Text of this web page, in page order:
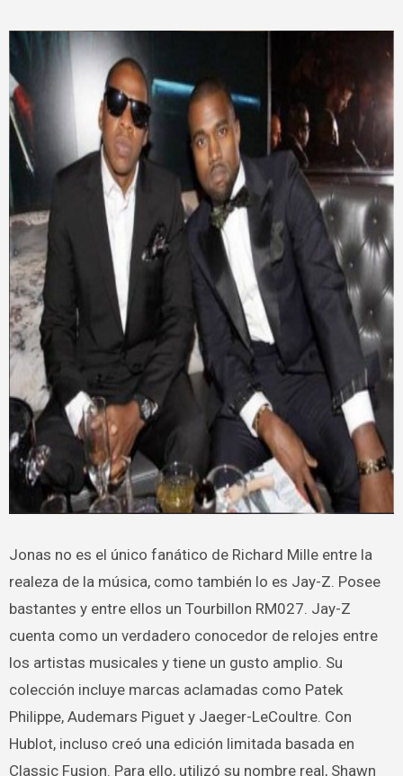
Jonas no es el único fanático de Richard Mille entre la
realeza de la música, como también lo es Jay-Z. Posee
bastantes y entre ellos un Tourbillon RM027. Jay-Z
cuenta como un verdadero conocedor de relojes entre
los artistas musicales y tiene un gusto amplio. Su
colección incluye marcas aclamadas como Patek
Philippe, Audemars Piguet y Jaeger-LeCoultre. Con
Hublot, incluso creó una edición limitada basada en
Classic Fusion. Para ello, utilizó su nombre real, Shawn